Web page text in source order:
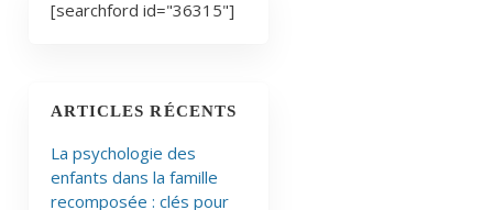
[searchford id="36315"]
ARTICLES RÉCENTS
La psychologie des
enfants dans la famille
recomposée : clés pour